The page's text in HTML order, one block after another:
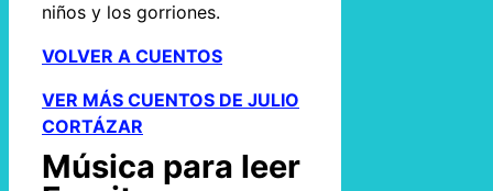
niños y los gorriones.
VOLVER A CUENTOS
VER MÁS CUENTOS DE JULIO
CORTÁZAR
Música para leer